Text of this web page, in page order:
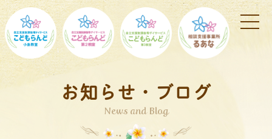
お知らせ・ブログ
News and Blog